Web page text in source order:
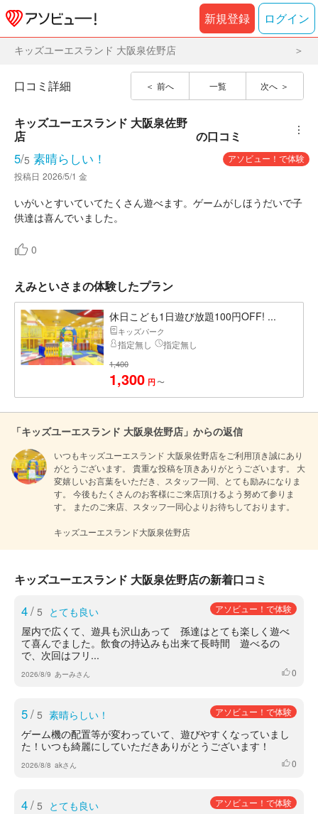
新規登録 ログイン
キッズユーエスランド 大阪泉佐野店
前へ 一覧 次へ
口コミ詳細
キッズユーエスランド 大阪泉佐野
店
の口コミ ︙
5/5 素晴らしい！
アソビュー！で体験
投稿日 2026/5/1 金
いがいとすいていてたくさん遊べます。ゲームがしほうだいで子
供達は喜んでいました。
0
えみといさまの体験したプラン
休日こども1日遊び放題100円OFF! ...
キッズパーク
指定無し 指定無し
1,400
1,300 円 〜
「キッズユーエスランド 大阪泉佐野店」からの返信
いつもキッズユーエスランド 大阪泉佐野店をご利用頂き誠にあり
がとうございます。 貴重な投稿を頂きありがとうございます。 大
変嬉しいお言葉をいただき、スタッフ一同、とても励みになりま
す。 今後もたくさんのお客様にご来店頂けるよう努めて参りま
す。 またのご来店、スタッフ一同心よりお待ちしております。
キッズユーエスランド大阪泉佐野店
キッズユーエスランド 大阪泉佐野店の新着口コミ
4/ 5 とても良い アソビュー！で体験
屋内で広くて、遊具も沢山あって 孫達はとても楽しく遊べ
て喜んでました。飲食の持込みも出来て長時間 遊べるの
で、次回はフリ...
2026/8/9 あーみさん いいね
0
5/ 5 素晴らしい！ アソビュー！で体験
ゲーム機の配置等が変わっていて、遊びやすくなっていまし
た！いつも綺麗にしていただきありがとうございます！
2026/8/8 akさん いいね
0
4/ 5 とても良い アソビュー！で体験